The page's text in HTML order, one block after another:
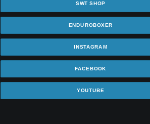
SWT SHOP
ENDUROBOXER
INSTAGRAM
FACEBOOK
YOUTUBE